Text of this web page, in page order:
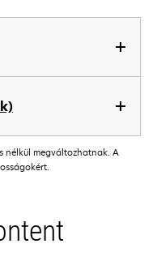
nélkül megváltozhatnak. A